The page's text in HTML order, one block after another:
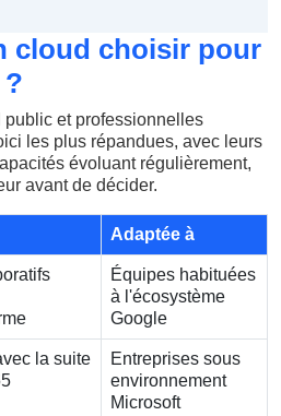
cloud choisir pour
et professionnelles
les plus répandues, avec leurs
évoluant régulièrement,
avant de décider.
Adaptée à
Équipes habituées
à l'écosystème
Google
la suite
Entreprises sous
environnement
Microsoft